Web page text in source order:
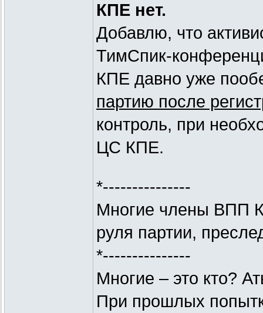
3. Как только
- после этого
отделения.
[B]4. После
региональный
актив.[/B]
5. После этого
избираются их
6. При
регионального
регионального
КПЕ нет.
Добавлю, что
ТимСпик-
КПЕ давно уже
партию после
контроль, при
ЦС КПЕ.
*---------------
Многие члены ВПП
руля партии,
*---------------
Многие – это кто?
При прошлых